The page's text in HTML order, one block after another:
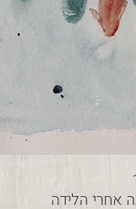
אחרי הלידה